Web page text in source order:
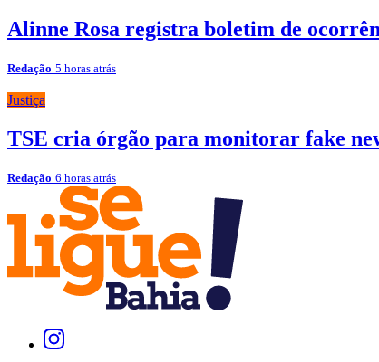
Alinne Rosa registra boletim de
Redação 5 horas atrás
Justiça
TSE cria órgão para monitorar fake
Redação 6 horas atrás